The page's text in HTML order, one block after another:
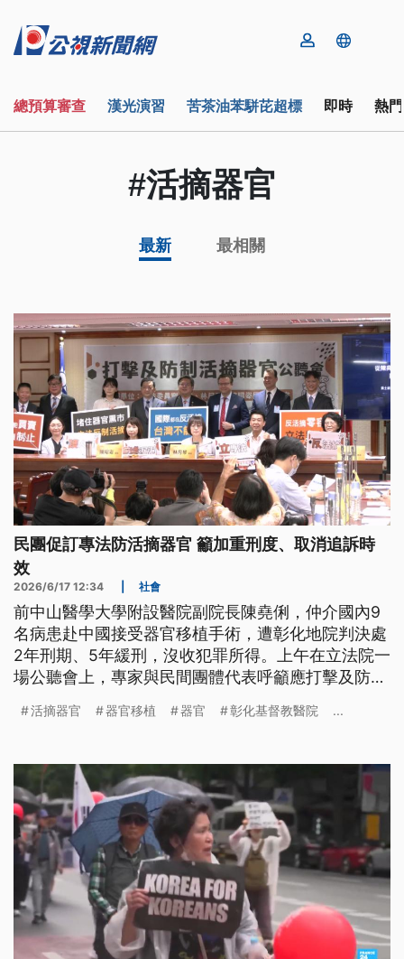
總預算審查 漢光演習 苦茶油苯駢芘超標 即時 熱
#活摘器官
最新 最相關
民團促訂專法防活摘器官 籲加重刑度、取消追訴時
效
2026/6/17 12:34 社會
前中山醫學大學附設醫院副院長陳堯俐，仲介國內9
名病患赴中國接受器官移植手術，遭彰化地院判決處
2年刑期、5年緩刑，沒收犯罪所得。上午在立法院一
場公聽會上，專家與民間團體代表呼籲應打擊及防制
活摘器官 器官移植 器官 彰化基督教醫院 ...